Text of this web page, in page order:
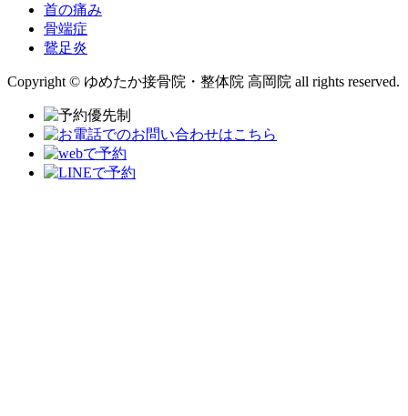
首の痛み
骨端症
鵞足炎
Copyright © ゆめたか接骨院・整体院 高岡院 all rights reserved.